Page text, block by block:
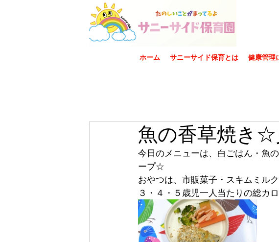
ホーム サニーサイド保育とは 健康管理
魚の香草焼き
今日のメニューは、白ごはん・魚
ープ☆
おやつは、市販菓子・スキムミル
３・４・５歳児一人当たりの総カ